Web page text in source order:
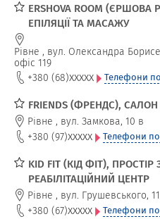
ERSHOVA ROOM
ЕПІЛЯЦІЇ ТА МАСАЖУ
Рівне , вул. Олександра
офіс 119
+380 (68)xxxxx Телефони
FRIENDS (ФРЕНДС),
Рівне , вул. Замкова, 10 в
+380 (97)xxxxx Телефони
KID FIT (КІД ФІТ),
РЕАБІЛІТАЦІЙНИЙ ЦЕНТР
Рівне , вул. Грушевського, 11
+380 (67)xxxxx Телефони